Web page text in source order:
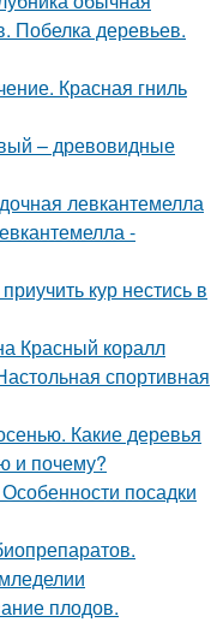
Побелка деревьев.
Красная гниль
– древовидные
левкантемелла
-
кур нестись в
Красный коралл
спортивная
Какие деревья
и почему?
посадки
плодов.